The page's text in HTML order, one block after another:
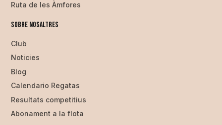
Ruta de les Àmfores
Sobre nosaltres
Club
Noticies
Blog
Calendario Regatas
Resultats competitius
Abonament a la flota